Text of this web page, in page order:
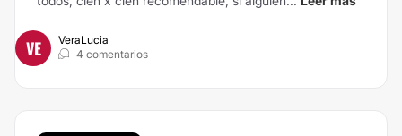
VE
VeraLucia
4 comentarios